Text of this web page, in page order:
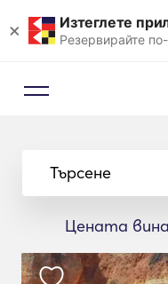
× Изтеглете
Резервирайте
Търсене
Цената